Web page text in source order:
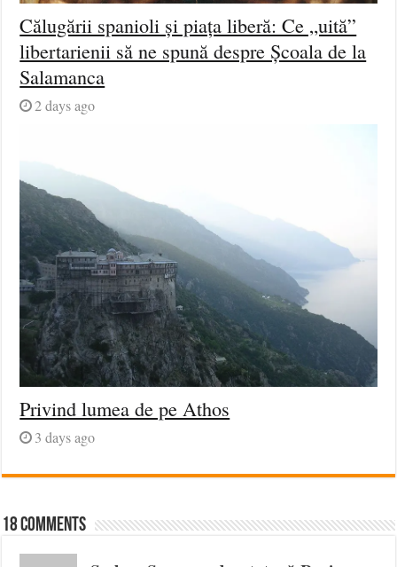
Călugării spanioli și piața liberă: Ce „uită”
libertarienii să ne spună despre Școala de la
Salamanca
2 days ago
Privind lumea de pe Athos
3 days ago
18 comments